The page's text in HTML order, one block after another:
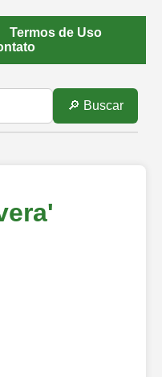
Termos de Uso
🔎 Buscar